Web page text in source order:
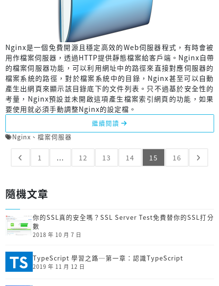
Nginx是一個免費開源且穩定高效的Web伺服器程式，有時會被
用作檔案伺服器，透過HTTP提供靜態檔案給客戶端。Nginx自帶
的檔案伺服器功能，可以利用網址中的路徑來直接對應伺服器的
檔案系統的路徑，對於檔案系統中的目錄，Nginx甚至可以自動
產生出網頁來顯示該目錄底下的文件列表。只不過基於安全性的
考量，Nginx預設並未開啟這項產生檔案索引網頁的功能，如果
要使用就必須手動調整Nginx的設定檔。
繼續閱讀
Nginx 、 檔案伺服器
1 ... 12 13 14 15 16
隨機文章
你的SSL真的安全嗎？SSL Server Test免費替你的SSL打分
數
2018 年 10 月 7 日
TypeScript 學習之路─第一章：認識TypeScript
2019 年 11 月 12 日